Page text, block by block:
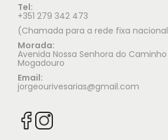
Tel:
+351 279 342 473
(Chamada para a rede fixa
Morada:
Avenida Nossa Senhora do
Mogadouro
Email:
jorgeourivesarias@gmail.com